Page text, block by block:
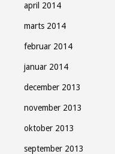
april 2014
marts 2014
februar 2014
januar 2014
december 2013
november 2013
oktober 2013
september 2013